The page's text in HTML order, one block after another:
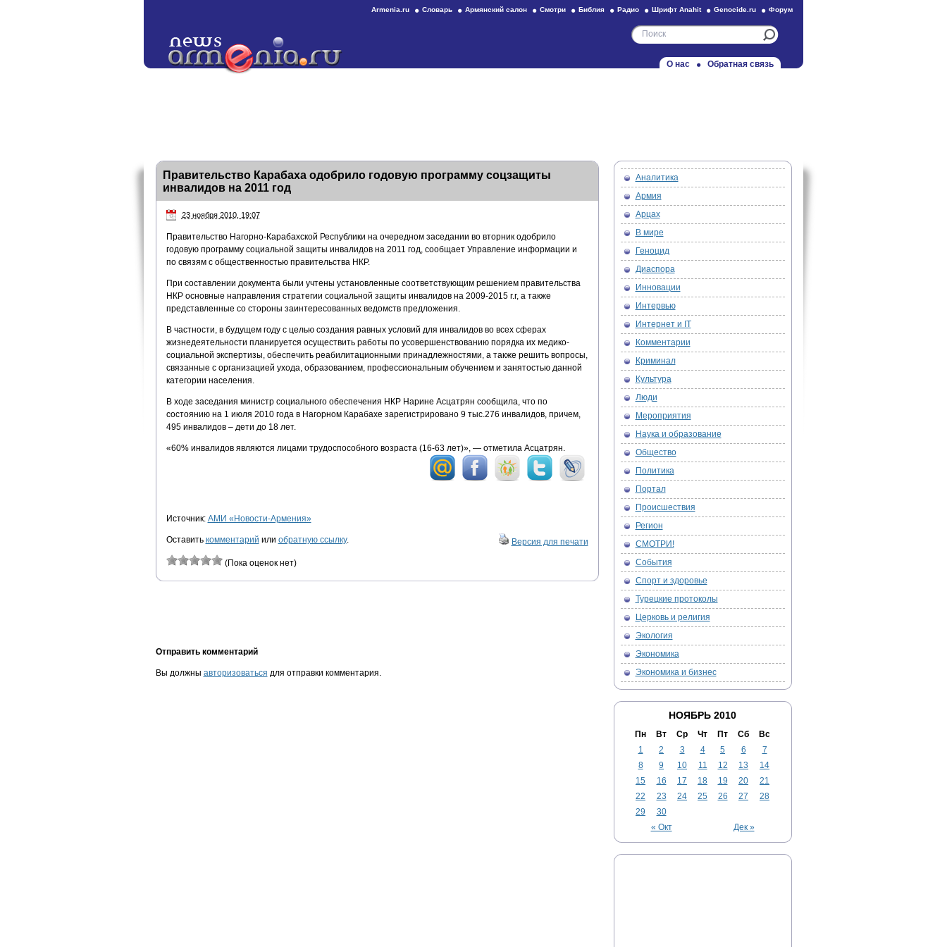
Armenia.ru Словарь Армянский салон Смотри Библия Радио Шрифт Anahit Genocide.ru Форум
О нас Обратная связь
Правительство Карабаха одобрило годовую программу соцзащиты
инвалидов на 2011 год
23 ноября 2010, 19:07
Правительство Нагорно-Карабахской Республики на очередном заседании во вторник одобрило
годовую программу социальной защиты инвалидов на 2011 год, сообщает Управление информации и
по связям с общественностью правительства НКР.
При составлении документа были учтены установленные соответствующим решением правительства
НКР основные направления стратегии социальной защиты инвалидов на 2009-2015 г.г, а также
представленные со стороны заинтересованных ведомств предложения.
В частности, в будущем году с целью создания равных условий для инвалидов во всех сферах
жизнедеятельности планируется осуществить работы по усовершенствованию порядка их медико-
социальной экспертизы, обеспечить реабилитационными принадлежностями, а также решить вопросы,
связанные с организацией ухода, образованием, профессиональным обучением и занятостью данной
категории населения.
В ходе заседания министр социального обеспечения НКР Нарине Асцатрян сообщила, что по
состоянию на 1 июля 2010 года в Нагорном Карабахе зарегистрировано 9 тыс.276 инвалидов, причем,
495 инвалидов – дети до 18 лет.
«60% инвалидов являются лицами трудоспособного возраста (16-63 лет)», — отметила Асцатрян.
Источник: АМИ «Новости-Армения»
Оставить комментарий или обратную ссылку. Версия для печати
(Пока оценок нет)
Отправить комментарий
Вы должны авторизоваться для отправки комментария.
Аналитика
Армия
Арцах
В мире
Геноцид
Диаспора
Инновации
Интервью
Интернет и IT
Комментарии
Криминал
Культура
Люди
Мероприятия
Наука и образование
Общество
Политика
Портал
Происшествия
Регион
СМОТРИ!
События
Спорт и здоровье
Турецкие протоколы
Церковь и религия
Экология
Экономика
Экономика и бизнес
НОЯБРЬ 2010
Пн Вт Ср Чт Пт Сб Вс
« Окт Дек »
1 2 3 4 5 6
7
8
9 10 11 12 13
14
15
16 17 18 19 20
21
22
23 24 25 26 27
28
29
30